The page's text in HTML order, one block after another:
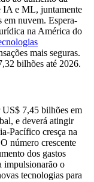
IA e ML, juntamente
em nuvem. Espera-
na América do
mais seguras.
bilhões até 2026.
7,45 bilhões em
e deverá atingir
Pacífico cresça na
número crescente
dos gastos
impulsionarão o
tecnologias para